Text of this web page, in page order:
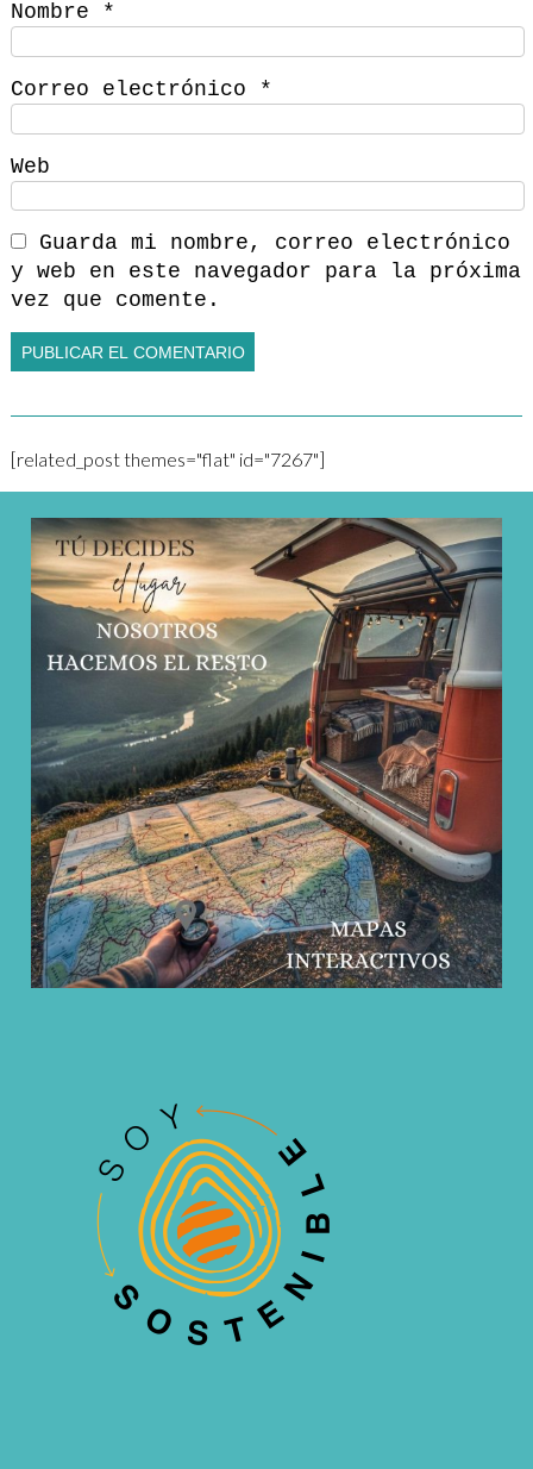
Nombre *
Correo electrónico *
Web
Guarda mi nombre, correo electrónico
y web en este navegador para la próxima
vez que comente.
[related_post themes="flat" id="7267"]